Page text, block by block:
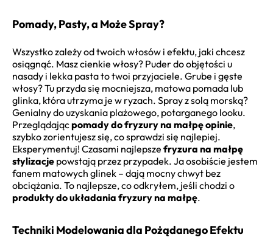
Pomady, Pasty, a Może Spray?
Wszystko zależy od twoich włosów i efektu, jaki chcesz
osiągnąć. Masz cienkie włosy? Puder do objętości u
nasady i lekka pasta to twoi przyjaciele. Grube i gęste
włosy? Tu przyda się mocniejsza, matowa pomada lub
glinka, która utrzyma je w ryzach. Spray z solą morską?
Genialny do uzyskania plażowego, potarganego looku.
Przeglądającpomady do fryzury na małpę opinie,
szybko zorientujesz się, co sprawdzi się najlepiej.
Eksperymentuj! Czasami najlepsze fryzura na małpę
stylizacje powstają przez przypadek. Ja osobiście jestem
fanem matowych glinek – dają mocny chwyt bez
obciążania. To najlepsze, co odkryłem, jeśli chodzi o
produkty do układania fryzury na małpę.
Techniki Modelowania dla Pożądanego Efektu